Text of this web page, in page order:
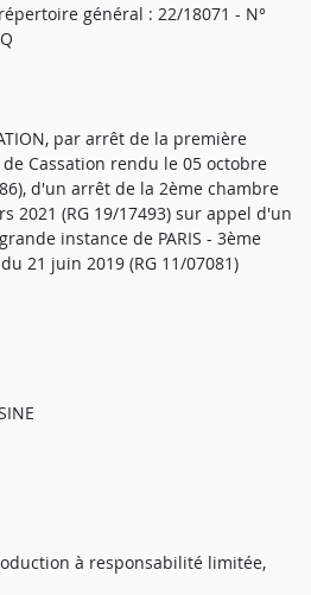
général : 22/18071 - N°
par arrêt de la première
Cassation rendu le 05 octobre
d'un arrêt de la 2ème chambre
2021 (RG 19/17493) sur appel d'un
instance de PARIS - 3ème
21 juin 2019 (RG 11/07081)
à responsabilité limitée,